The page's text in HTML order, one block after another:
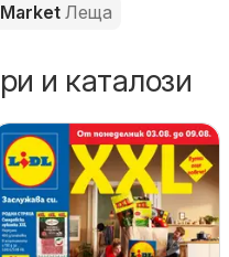
Леща
и каталози